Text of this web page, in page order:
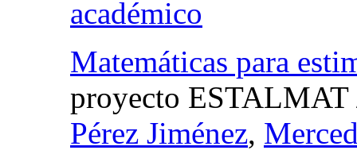
Matemáticas para
proyecto ESTALMAT
Pérez Jiménez,